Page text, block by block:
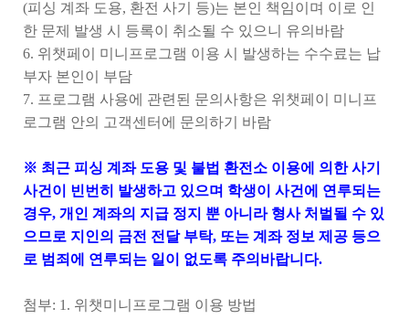
(피싱 계좌 도용, 환전 사기 등)는 본인 책임이며 이로 인
한 문제 발생 시 등록이 취소될 수 있으니 유의바람
6. 위챗페이 미니프로그램 이용 시 발생하는 수수료는 납
부자 본인이 부담
7. 프로그램 사용에 관련된 문의사항은 위챗페이 미니프
로그램 안의 고객센터에 문의하기 바람
※ 최근 피싱 계좌 도용 및 불법 환전소 이용에 의한 사기
사건이 빈번히 발생하고 있으며 학생이 사건에 연루되는
경우, 개인 계좌의 지급 정지 뿐 아니라 형사 처벌될 수 있
으므로 지인의 금전 전달 부탁, 또는 계좌 정보 제공 등으
로 범죄에 연루되는 일이 없도록 주의바랍니다.
첨부: 1. 위챗미니프로그램 이용 방법